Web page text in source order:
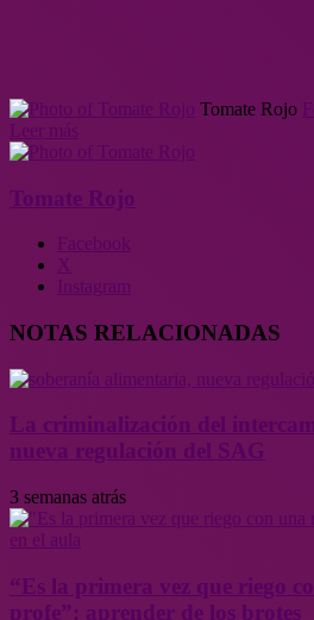
Tomate Rojo
NOTAS RELACIONADAS
3 semanas atrás